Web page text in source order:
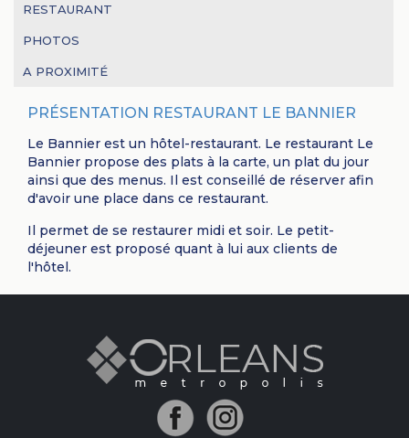
RESTAURANT
PHOTOS
A PROXIMITÉ
PRÉSENTATION RESTAURANT LE BANNIER
Le Bannier est un hôtel-restaurant. Le restaurant Le
Bannier propose des plats à la carte, un plat du jour
ainsi que des menus. Il est conseillé de réserver afin
d'avoir une place dans ce restaurant.
Il permet de se restaurer midi et soir. Le petit-
déjeuner est proposé quant à lui aux clients de
l'hôtel.